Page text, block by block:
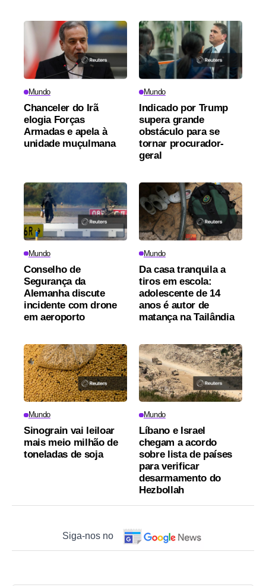
Mundo
Chanceler do Irã
elogia Forças
Armadas e apela à
unidade muçulmana
Mundo
Indicado por Trump
supera grande
obstáculo para se
tornar procurador-
geral
Mundo
Conselho de
Segurança da
Alemanha discute
incidente com drone
em aeroporto
Mundo
Da casa tranquila a
tiros em escola:
adolescente de 14
anos é autor de
matança na Tailândia
Mundo
Sinograin vai leiloar
mais meio milhão de
toneladas de soja
Mundo
Líbano e Israel
chegam a acordo
sobre lista de países
para verificar
desarmamento do
Hezbollah
Siga-nos no